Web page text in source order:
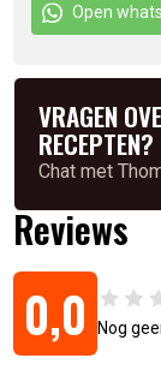
Open
VRAGEN
RECEPTEN?
Chat met
Reviews
0,0 Nog